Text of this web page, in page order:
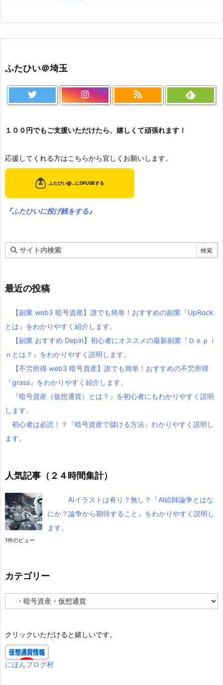
ふたひい＠埼玉
１００円でもご支援いただけたら、嬉しくて頑張れます！
応援してくれる方はこちらから宜しくお願いします。
『ふたひいに投げ銭をする』
最近の投稿
【副業 web3 暗号資産】誰でも簡単！おすすめの副業『UpRock
とは』をわかりやすく紹介します。
【副業 おすすめ Depin】初心者にオススメの最新副業『Ｄｅｐｉ
ｎとは？』をわかりやすく説明します。
【不労所得 web3 暗号資産】誰でも簡単！おすすめの不労所得
『grass』をわかりやすく紹介します。
『暗号資産（仮想通貨）とは？』を初心者にもわかりやすく説明
します。
初心者は必読！？『暗号資産で儲ける方法』わかりやすく説明し
ます。
人気記事（２４時間集計）
AIイラストは有り？無し？『AI絵師論争とはな
にか？論争から期待すること』をわかりやすく説明し
ます。
1件のビュー
カテゴリー
テ
ー
クリックいただけると嬉しいです。
にほんブログ村